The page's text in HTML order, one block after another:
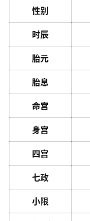
性别
时辰
胎元
胎息
命宫
身宫
四宫
七政
小限